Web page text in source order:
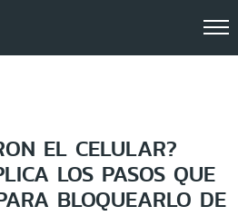
EL CELULAR?
LOS PASOS QUE
BLOQUEARLO DE